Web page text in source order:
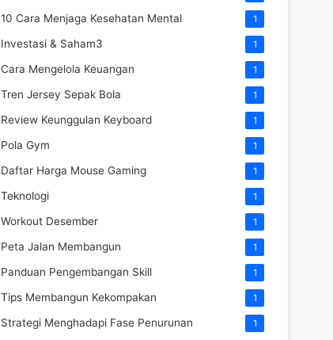
10 Cara Menjaga Kesehatan Mental 1
Investasi & Saham3 1
Cara Mengelola Keuangan 1
Tren Jersey Sepak Bola 1
Review Keunggulan Keyboard 1
Pola Gym 1
Daftar Harga Mouse Gaming 1
Teknologi 1
Workout Desember 1
Peta Jalan Membangun 1
Panduan Pengembangan Skill 1
Tips Membangun Kekompakan 1
Strategi Menghadapi Fase Penurunan 1